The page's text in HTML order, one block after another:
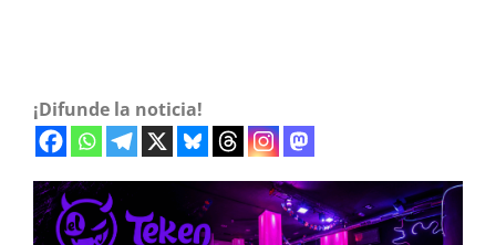
¡Difunde la noticia!